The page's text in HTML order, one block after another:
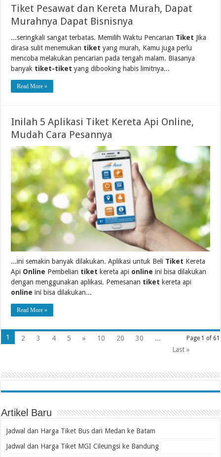
Tiket Pesawat dan Kereta Murah, Dapat
Murahnya Dapat Bisnisnya
...seringkali sangat terbatas. Memilih Waktu Pencarian Tiket Jika
dirasa sulit menemukan tiket yang murah, Kamu juga perlu
mencoba melakukan pencarian pada tengah malam. Biasanya
banyak tiket-tiket yang dibooking habis limitnya...
Read More »
Inilah 5 Aplikasi Tiket Kereta Api Online,
Mudah Cara Pesannya
...ini semakin banyak dilakukan. Aplikasi untuk Beli Tiket Kereta
Api Online Pembelian tiket kereta api online ini bisa dilakukan
dengan menggunakan aplikasi. Pemesanan tiket kereta api
online ini bisa dilakukan...
Read More »
Page 1 of 61
1 2 3 4 5 » 10 20 30
...
Last »
Artikel Baru
Jadwal dan Harga Tiket Bus dari Medan ke Batam
Jadwal dan Harga Tiket MGI Cileungsi ke Bandung